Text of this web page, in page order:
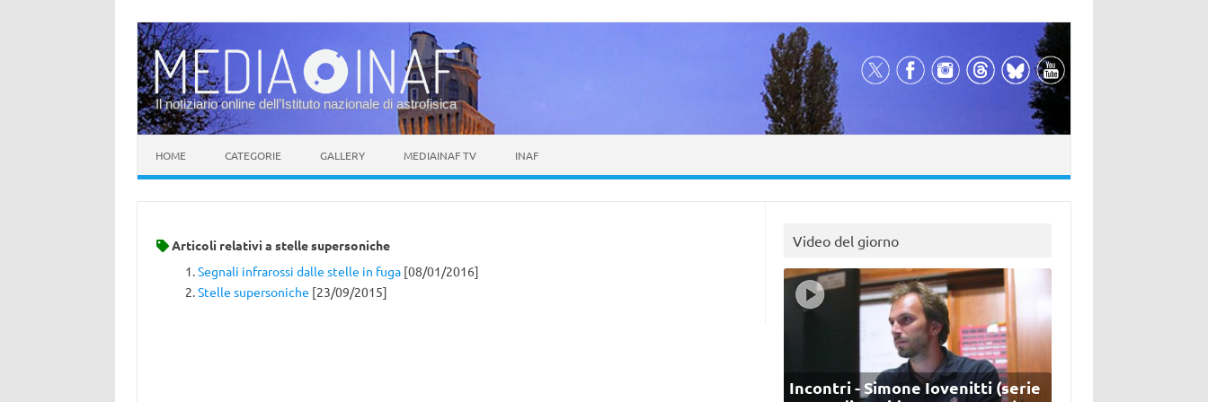
Il notiziario online dell’Istituto nazionale di astrofisica
HOME CATEGORIE GALLERY MEDIAINAF TV INAF
Articoli relativi a stelle supersoniche
Segnali infrarossi dalle stelle in fuga[08/01/2016]
Stelle supersoniche [23/09/2015]
Video del giorno
Incontri - Simone Iovenitti (serie